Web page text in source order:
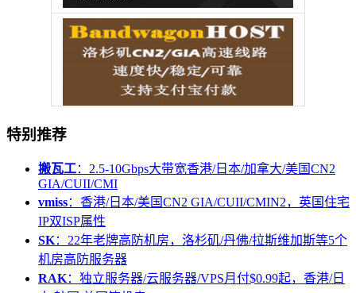
特别推荐
搬瓦工：2.5-10Gbps大带宽香港/日本/加拿大/美国CN2
GIA/CUII/CMI
vmiss：香港/日本/美国CN2 GIA/CUII/CMIN2，英国住宅
IP双ISP属性
SK：22年老牌高防机房，洛杉矶/丹佛/拉斯维加斯等5个
机房高防服务器
RAK：独立服务器/云服务器/VPS月付$0.99起，香港/日